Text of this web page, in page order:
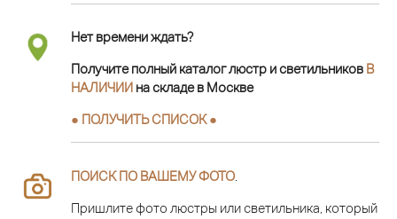
Нет времени ждать?
Получите полный каталог люстр и светильников В
НАЛИЧИИ на складе в Москве
● ПОЛУЧИТЬ СПИСОК ●
ПОИСК ПО ВАШЕМУ ФОТО
Пришлите фото люстры или светильника, который